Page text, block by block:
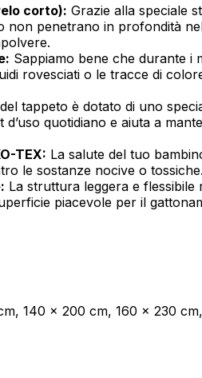
corto): Grazie alla speciale
non penetrano in profondità
Sappiamo bene che durante i
rovesciati o le tracce di
tappeto è dotato di uno
quotidiano e aiuta a
TEX: La salute del tuo
le sostanze nocive o
La struttura leggera e flessibile
piacevole per il
140 x 200 cm, 160 x 230
statistici aiutano i proprietari dei siti
anonimo.
per i singoli utenti e quindi più
classificati